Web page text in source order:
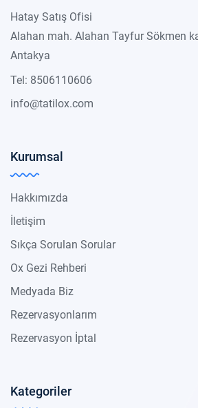
Hatay Satış Ofisi
Alahan mah. Alahan Tayfur Sökmen
Antakya
Tel: 8506110606
info@tatilox.com
Kurumsal
Hakkımızda
İletişim
Sıkça Sorulan Sorular
Ox Gezi Rehberi
Medyada Biz
Rezervasyonlarım
Rezervasyon İptal
Kategoriler